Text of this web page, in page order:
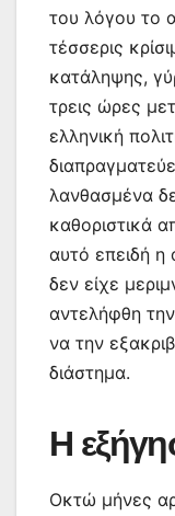
του λόγου το
τέσσερις
κατάληψης,
τρεις ώρες
ελληνική
λανθασμένα
καθοριστικά
αυτό επειδή η
δεν είχε
αντελήφθη
να την
διάστημα.
Η
Οκτώ μήνες